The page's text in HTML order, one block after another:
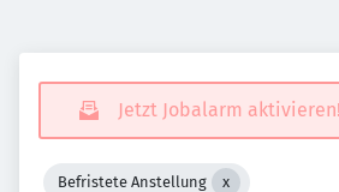
Jetzt Jobalarm aktivieren!
Befristete Anstellung